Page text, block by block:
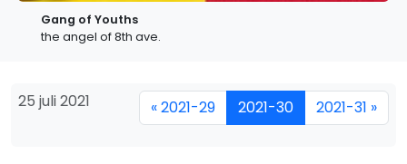
Gang of Youths
the angel of 8th ave.
25 juli 2021 « 2021-29 2021-30 2021-31 »